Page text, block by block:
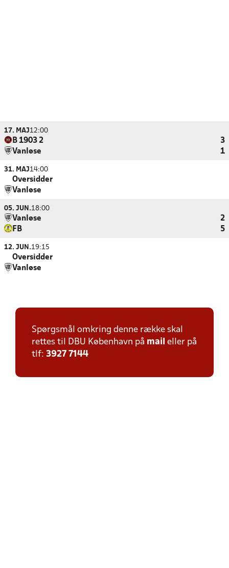
17. MAJ12:00
B 1903 2
3
Vanløse
1
31. MAJ14:00
Oversidder
Vanløse
05. JUN.18:00
Vanløse
2
FB
5
12. JUN.19:15
Oversidder
Vanløse
Spørgsmål omkring denne række skal
rettes til DBU København på mail eller på
tlf: 3927 7144